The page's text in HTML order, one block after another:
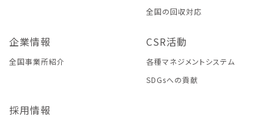
全国の回収対応
企業情報
全国事業所紹介
CSR活動
各種マネジメントシステム
SDGsへの貢献
採用情報